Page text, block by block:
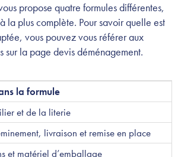
propose quatre formules différentes,
la plus complète. Pour savoir quelle est
vous pouvez vous référer aux
sur la page devis déménagement.
la formule
et de la literie
livraison et remise en place
et matériel d’emballage